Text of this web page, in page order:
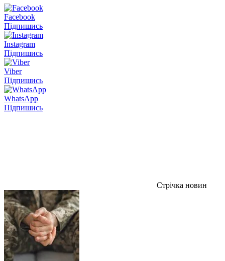
Facebook
Підпишись
Instagram
Підпишись
Viber
Підпишись
WhatsApp
Підпишись
Стрічка новин